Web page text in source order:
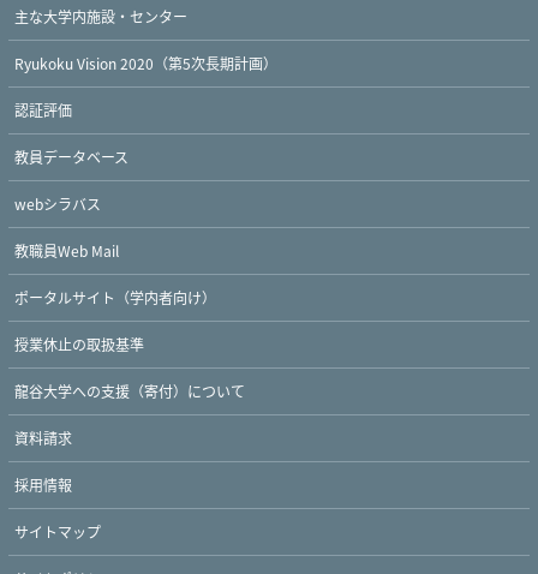
主な大学内施設・センター
Ryukoku Vision 2020（第5次長期計画）
認証評価
教員データベース
webシラバス
教職員Web Mail
ポータルサイト（学内者向け）
授業休止の取扱基準
龍谷大学への支援（寄付）について
資料請求
採用情報
サイトマップ